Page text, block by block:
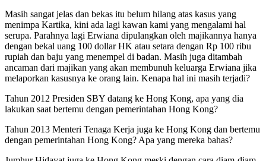
Masih sangat jelas dan bekas itu belum hilang atas kasus yang
menimpa Kartika, kini ada lagi kawan kami yang mengalami hal
serupa. Parahnya lagi Erwiana dipulangkan oleh majikannya hanya
dengan bekal uang 100 dollar HK atau setara dengan Rp 100 ribu
rupiah dan baju yang menempel di badan. Masih juga ditambah
ancaman dari majikan yang akan membunuh keluarga Erwiana jika
melaporkan kasusnya ke orang lain. Kenapa hal ini masih terjadi?
Tahun 2012 Presiden SBY datang ke Hong Kong, apa yang dia
lakukan saat bertemu dengan pemerintahan Hong Kong?
Tahun 2013 Menteri Tenaga Kerja juga ke Hong Kong dan bertemu
dengan pemerintahan Hong Kong? Apa yang mereka bahas?